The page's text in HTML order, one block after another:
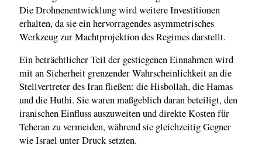
Die Drohnenentwicklung wird weitere Investitionen
erhalten, da sie ein hervorragendes asymmetrisches
Werkzeug zur Machtprojektion des Regimes darstellt.
Ein beträchtlicher Teil der gestiegenen Einnahmen wird
mit an Sicherheit grenzender Wahrscheinlichkeit an die
Stellvertreter des Iran fließen: die Hisbollah, die Hamas
und die Huthi. Sie waren maßgeblich daran beteiligt, den
iranischen Einfluss auszuweiten und direkte Kosten für
Teheran zu vermeiden, während sie gleichzeitig Gegner
wie Israel unter Druck setzten.